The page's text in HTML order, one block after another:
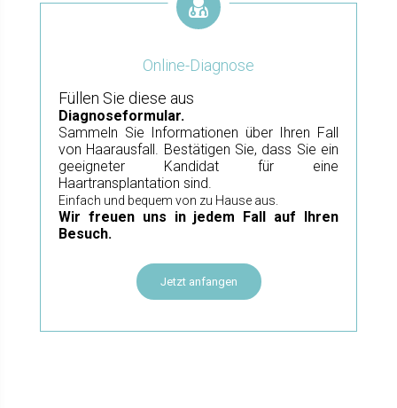
Online-Diagnose
Füllen Sie diese aus
Diagnoseformular.
Sammeln Sie Informationen über Ihren Fall
von Haarausfall. Bestätigen Sie, dass Sie ein
geeigneter Kandidat für eine
Haartransplantation sind.
Einfach und bequem von zu Hause aus.
Wir freuen uns in jedem Fall auf Ihren
Besuch.
Jetzt anfangen